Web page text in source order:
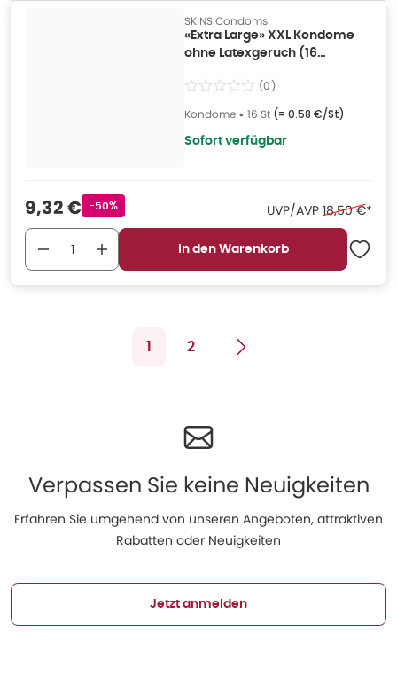
SKINS Condoms
«Extra Large» XXL Kondome
ohne Latexgeruch (16
(0)
Kondome • 16 St (= 0.58 €/St)
Sofort verfügbar
Verkaufspreis
9,32 €Rabattstempel
-50% UVP/AVP Ehemaliger
18,50 €*
In den Warenkorb
1 2
Verpassen Sie keine Neuigkeiten
Erfahren Sie umgehend von unseren Angeboten, attraktiven
Rabatten oder Neuigkeiten
Jetzt anmelden